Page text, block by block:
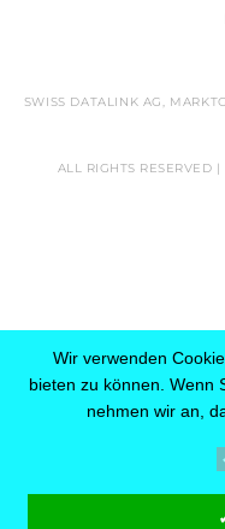
SWISS DATALINK AG,
ALL RIGHTS RESERVED |
Wir verwenden
bieten zu können. Wenn
nehmen wir an,